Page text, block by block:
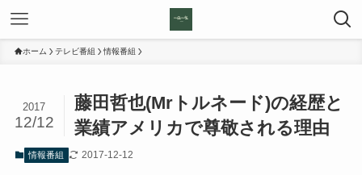
ホーム テレビ番組 情報番組
藤田哲也(Mrトルネード)の経歴と
業績アメリカで尊敬される理由
2017
12/12
情報番組 2017-12-12